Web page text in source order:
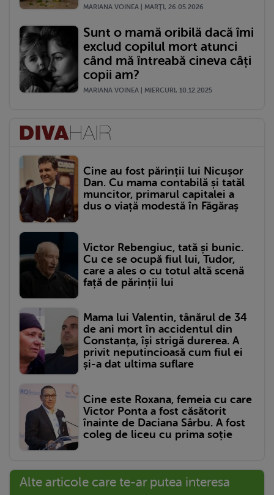
MARIANA VOINEA | MARŢI, 26.05.2026
Sunt o mamă oribilă dacă îmi
exclud copilul mort atunci
când mă întreabă cineva câți
copii am?
MARIANA VOINEA | MIERCURI, 10.12.2025
Cine au fost părinții lui Nicușor
Dan. Cu mama contabilă și tatăl
muncitor, primarul capitalei a
dus o viață modestă în Făgăraș
Victor Rebengiuc, tată și bunic.
Cu ce se ocupă fiul lui, Tudor,
care a ales o cu totul altă scenă
față de părinții lui
Mama lui Valentin, tânărul de 34
de ani mort în accidentul din
Constanța, își strigă durerea. A
privit neputincioasă cum fiul ei
și-a dat ultima suflare
Cine este Roxana, femeia cu care
Victor Ponta a fost căsătorit
înainte de Daciana Sârbu. A fost
coleg de liceu cu prima soție
Alte articole care te-ar putea interesa